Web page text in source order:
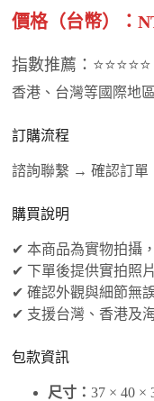
價格（台幣）：
指數推薦：⭐⭐⭐⭐⭐
香港、台灣等國際地
訂購流程
諮詢聯繫 → 確認訂
購買說明
✔ 本商品為實物拍攝
✔ 下單後提供實拍照
✔ 確認外觀與細節無
✔ 支援台灣、香港及
包款資訊
尺寸：37 × 40 ×